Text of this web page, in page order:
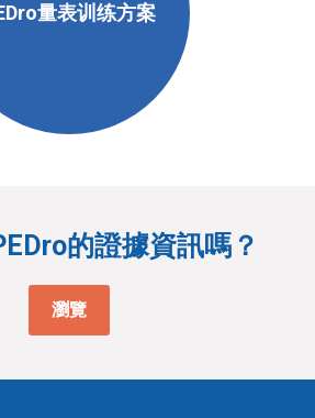
量表训练方案
的證據資訊嗎？
瀏覽